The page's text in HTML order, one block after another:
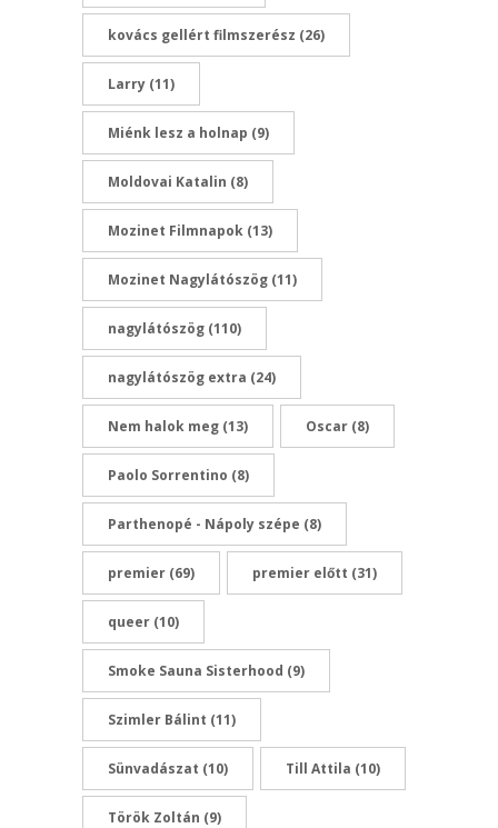
kovács gellért filmszerész (26)
Larry (11)
Miénk lesz a holnap (9)
Moldovai Katalin (8)
Mozinet Filmnapok (13)
Mozinet Nagylátószög (11)
nagylátószög (110)
nagylátószög extra (24)
Nem halok meg (13) Oscar (8)
Paolo Sorrentino (8)
Parthenopé - Nápoly szépe (8)
premier (69) premier előtt (31)
queer (10)
Smoke Sauna Sisterhood (9)
Szimler Bálint (11)
Sünvadászat (10) Till Attila (10)
Török Zoltán (9)